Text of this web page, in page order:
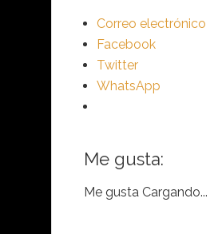
Correo electrónico
Facebook
Twitter
WhatsApp
Me gusta:
Me gusta Cargando...